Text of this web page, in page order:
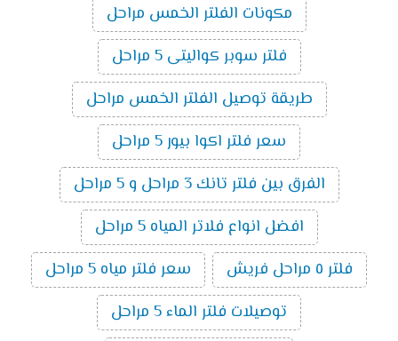
مكونات الفلتر الخمس مراحل
فلتر سوبر كواليتى 5 مراحل
طريقة توصيل الفلتر الخمس مراحل
سعر فلتر اكوا بيور 5 مراحل
الفرق بين فلتر تانك 3 مراحل و 5 مراحل
افضل انواع فلاتر المياه 5 مراحل
فلتر ٥ مراحل فريش
سعر فلتر مياه 5 مراحل
توصيلات فلتر الماء 5 مراحل